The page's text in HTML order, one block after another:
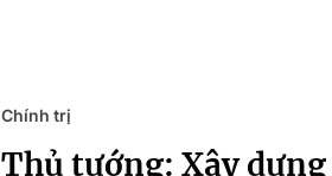
Chính trị
Thủ tướng: Xây